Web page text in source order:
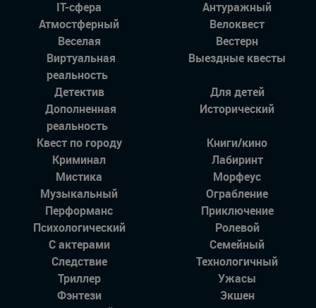
IT-сфера
Антуражный
Атмостферный
Велоквест
Веселая
Вестерн
Виртуальная
реальность
Выездные квесты
Детектив
Для детей
Дополненная
реальность
Исторический
Квест по городу
Книги/кино
Криминал
Лабиринт
Мистика
Морфеус
Музыкальный
Ограбление
Перформанс
Приключение
Психологический
Ролевой
С актерами
Семейный
Следствие
Технологичный
Триллер
Ужасы
Фэнтези
Экшен